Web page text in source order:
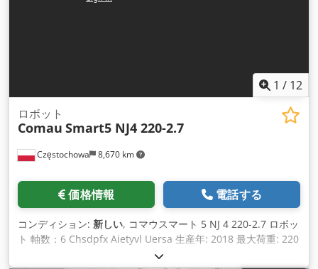
1 / 12
Częstochowa 8,670 km
ロボット
Comau Smart5 NJ4 220-2.7
価格情報 電話する
コンディション: 新しい, コマウスマート 5 NJ 4 220-2.7 ロボッ
ト 軸数：6 Chsdpfx Aietyvl Uersa 生産年: 2018 最大荷重: 220
kg 作業半径: 2738 mm 繰り返し精度：0.15 mm